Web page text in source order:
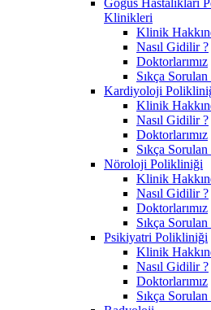
Klinikleri
Klinik
Nasıl Gidilir ?
Doktorlarımız
Sıkça
Kardiyoloji
Klinik
Nasıl Gidilir ?
Doktorlarımız
Sıkça
Nöroloji Polikliniği
Klinik
Nasıl Gidilir ?
Doktorlarımız
Sıkça
Psikiyatri Polikliniği
Klinik
Nasıl Gidilir ?
Doktorlarımız
Sıkça